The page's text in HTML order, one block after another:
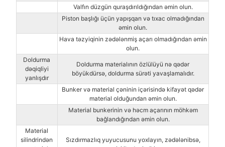
Valfın düzgün quraşdırıldığından əmin olun.
Piston başlığı üçün yapışqan və tıxac olmadığından
əmin olun.
Hava təzyiqinin zədələnmiş açarı olmadığından əmin
olun.
Doldurma
dəqiqliyi
yanlışdır
Doldurma materialının özlülüyü nə qədər
böyükdürsə, doldurma sürəti yavaşlamalıdır.
Bunker və material çəninin içərisində kifayət qədər
material olduğundan əmin olun.
Material bunkerinin və həcm açarının möhkəm
bağlandığından əmin olun.
Material
silindrindən
Sızdırmazlıq yuyucusunu yoxlayın, zədələnibsə,